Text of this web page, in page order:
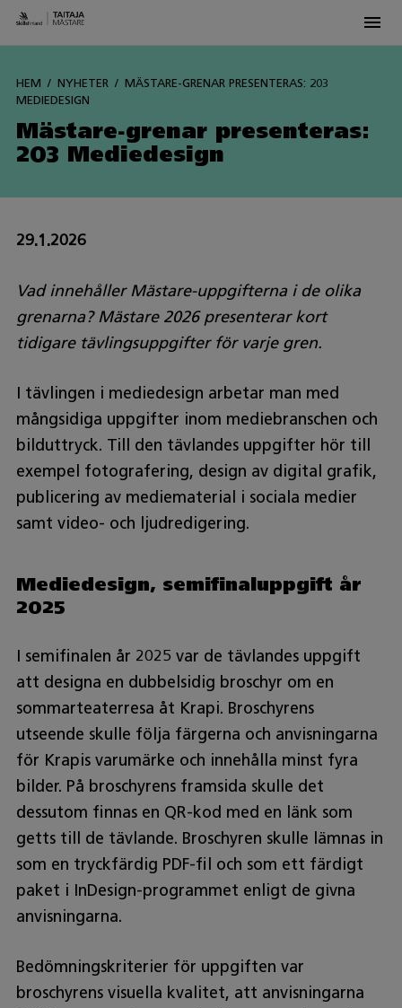
HEM NYHETER
MÄSTARE-GRENAR PRESENTERAS: 203
MEDIEDESIGN
Mästare-grenar presenteras:
203 Mediedesign
29.1.2026
Vad innehåller Mästare-uppgifterna i de olika
grenarna? Mästare 2026 presenterar kort
tidigare tävlingsuppgifter för varje gren.
I tävlingen i mediedesign arbetar man med
mångsidiga uppgifter inom mediebranschen och
bilduttryck. Till den tävlandes uppgifter hör till
exempel fotografering, design av digital grafik,
publicering av mediematerial i sociala medier
samt video- och ljudredigering.
Mediedesign, semifinaluppgift år
2025
I semifinalen år 2025 var de tävlandes uppgift
att designa en dubbelsidig broschyr om en
sommarteaterresa åt Krapi. Broschyrens
utseende skulle följa färgerna och anvisningarna
för Krapis varumärke och innehålla minst fyra
bilder. På broschyrens framsida skulle det
dessutom finnas en QR-kod med en länk som
getts till de tävlande. Broschyren skulle lämnas in
som en tryckfärdig PDF-fil och som ett färdigt
paket i InDesign-programmet enligt de givna
anvisningarna.
Bedömningskriterier för uppgiften var
broschyrens visuella kvalitet, att anvisningarna